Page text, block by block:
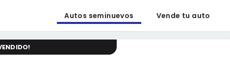
Autos seminuevos Vende tu auto
!